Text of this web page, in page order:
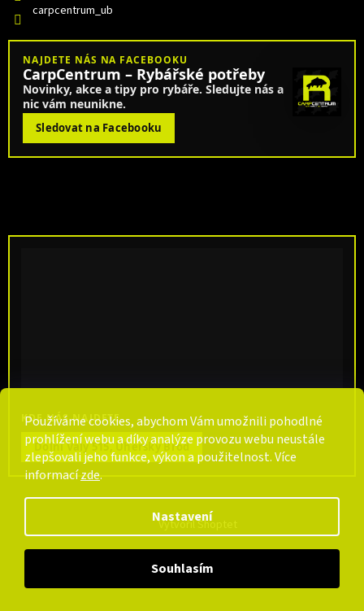
Používáme cookies, abychom Vám umožnili pohodlné
prohlížení webu a díky analýze provozu webu neustále
zlepšovali jeho funkce, výkon a použitelnost. Více
informacízde.
Nastavení
Souhlasím
carpcentrum_ub
NAJDETE NÁS NA FACEBOOKU
CarpCentrum – Rybářské potřeby
Novinky, akce a tipy pro rybáře. Sledujte nás a
nic vám neunikne.
Sledovat na Facebooku
KDE NÁS NAJDETE
Dolní Valy 515, Uherský Brod
Vytvořil Shoptet
CarpCentrum. Všechna práva vyhrazena.